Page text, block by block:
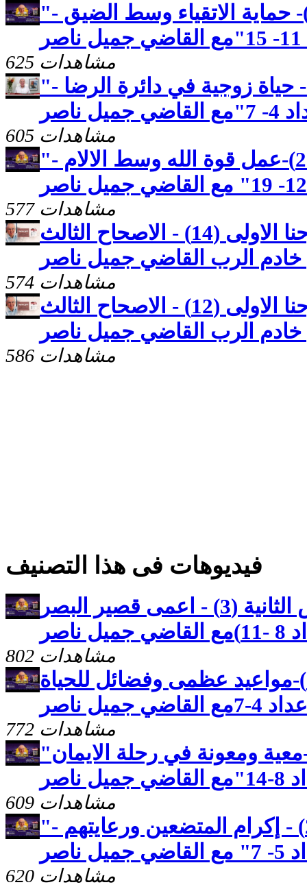
"رسالة بطرس الاولى(17)- حماية الاتقياء وسط الضيق -
625 مشاهدات
"رسالة بطرس الاولى(15)- حياة زوجية في دائرة الرضا -
605 مشاهدات
"رسالة بطرس الاولى (23)-عمل قوة الله وسط الالام -
577 مشاهدات
كنوز مخفيّه "رسالة يوحنا الاولى (14) - الاصحاح الثالث
574 مشاهدات
كنوز مخفيّه "رسالة يوحنا الاولى (12) - الاصحاح الثالث
586 مشاهدات
فيديوهات فى هذا التصنيف
كنوز مخفيه رسالة بطرس الثانية (3) - اعمى قصير البصر
802 مشاهدات
رسالة بطرس الثانية(2)-مواعيد عظمى وفضائل للحياة
ناصر
772 مشاهدات
"رسالة بطرس الاولى(26)-معية ومعونة في رحلة الايمان
609 مشاهدات
"رسالة بطرس الاولى (25) - إكرام المتضعين ورعايتهم -
620 مشاهدات